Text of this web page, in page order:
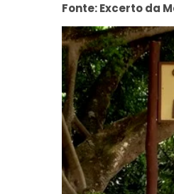
Fonte: Excerto da